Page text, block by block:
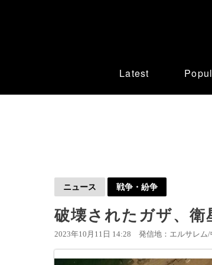
Latest
ニュース 戦争・紛争
破壊されたガザ、衛
2023年10月11日 14:28 発信地：エルサレム/